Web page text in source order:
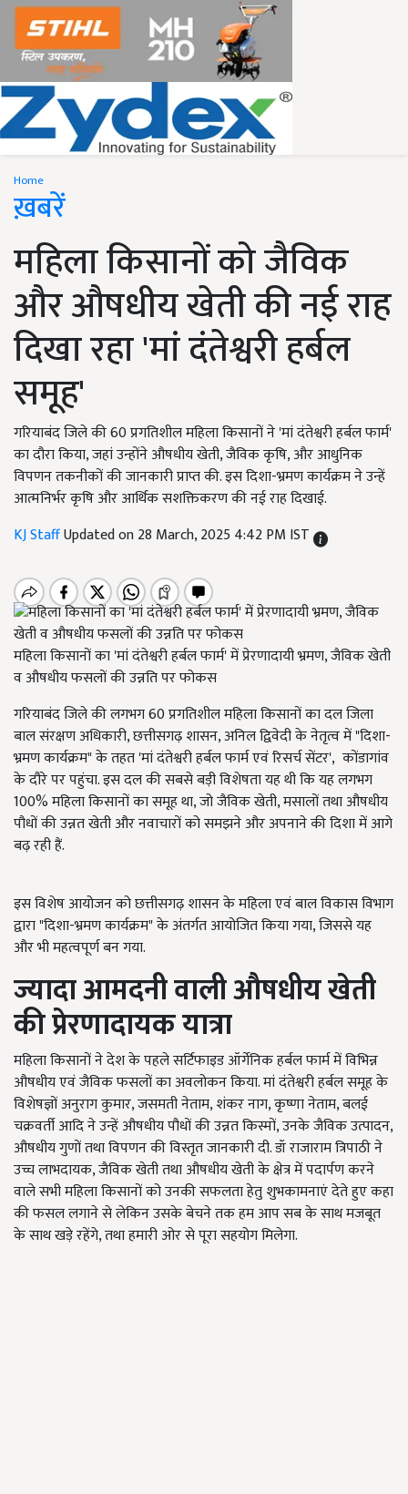
Home
ख़बरें
महिला किसानों को जैविक
और औषधीय खेती की नई राह
दिखा रहा 'मां दंतेश्वरी हर्बल
समूह'
गरियाबंद जिले की 60 प्रगतिशील महिला किसानों ने 'मां दंतेश्वरी हर्बल फार्म'
का दौरा किया, जहां उन्होंने औषधीय खेती, जैविक कृषि, और आधुनिक
विपणन तकनीकों की जानकारी प्राप्त की. इस दिशा-भ्रमण कार्यक्रम ने उन्हें
आत्मनिर्भर कृषि और आर्थिक सशक्तिकरण की नई राह दिखाई.
KJ StaffUpdated on 28 March, 2025 4:42 PM IST
महिला किसानों का 'मां दंतेश्वरी हर्बल फार्म' में प्रेरणादायी भ्रमण, जैविक खेती
व औषधीय फसलों की उन्नति पर फोकस
गरियाबंद जिले की लगभग 60 प्रगतिशील महिला किसानों का दल जिला
बाल संरक्षण अधिकारी, छत्तीसगढ़ शासन, अनिल द्विवेदी के नेतृत्व में "दिशा-
भ्रमण कार्यक्रम" के तहत 'मां दंतेश्वरी हर्बल फार्म एवं रिसर्च सेंटर', कोंडागांव
के दौरे पर पहुंचा. इस दल की सबसे बड़ी विशेषता यह थी कि यह लगभग
100% महिला किसानों का समूह था, जो जैविक खेती, मसालों तथा औषधीय
पौधों की उन्नत खेती और नवाचारों को समझने और अपनाने की दिशा में आगे
बढ़ रही हैं.
इस विशेष आयोजन को छत्तीसगढ़ शासन के महिला एवं बाल विकास विभाग
द्वारा "दिशा-भ्रमण कार्यक्रम" के अंतर्गत आयोजित किया गया, जिससे यह
और भी महत्वपूर्ण बन गया.
ज्यादा आमदनी वाली औषधीय खेती
की प्रेरणादायक यात्रा
महिला किसानों ने देश के पहले सर्टिफाइड ऑर्गेनिक हर्बल फार्म में विभिन्न
औषधीय एवं जैविक फसलों का अवलोकन किया. मां दंतेश्वरी हर्बल समूह के
विशेषज्ञों अनुराग कुमार, जसमती नेताम, शंकर नाग, कृष्णा नेताम, बलई
चक्रवर्ती आदि ने उन्हें औषधीय पौधों की उन्नत किस्मों, उनके जैविक उत्पादन,
औषधीय गुणों तथा विपणन की विस्तृत जानकारी दी. डॉ राजाराम त्रिपाठी ने
उच्च लाभदायक, जैविक खेती तथा औषधीय खेती के क्षेत्र में पदार्पण करने
वाले सभी महिला किसानों को उनकी सफलता हेतु शुभकामनाएं देते हुए कहा
की फसल लगाने से लेकिन उसके बेचने तक हम आप सब के साथ मजबूत
के साथ खड़े रहेंगे, तथा हमारी ओर से पूरा सहयोग मिलेगा.